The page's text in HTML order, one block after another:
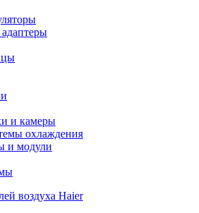
и камеры
охлаждения
и модули
воздуха Haier